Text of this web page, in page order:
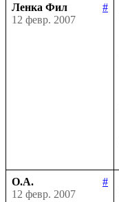
Ленка Фил
#
12 февр. 2007
О.А.
#
12 февр. 2007